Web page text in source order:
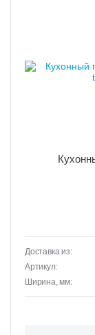
Доставка из:
Артикул:
Ширина, мм: